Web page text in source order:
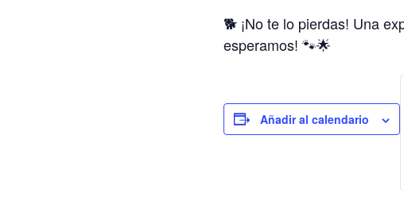
🐕 ¡No te lo pierdas! Una
esperamos! 🐾🌟
Añadir al calendario